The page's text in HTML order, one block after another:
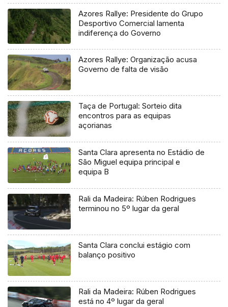
Azores Rallye: Presidente do Grupo
Desportivo Comercial lamenta
indiferença do Governo
Azores Rallye: Organização acusa
Governo de falta de visão
Taça de Portugal: Sorteio dita
encontros para as equipas
açorianas
Santa Clara apresenta no Estádio de
São Miguel equipa principal e
equipa B
Rali da Madeira: Rúben Rodrigues
terminou no 5º lugar da geral
Santa Clara conclui estágio com
balanço positivo
Rali da Madeira: Rúben Rodrigues
está no 4º lugar da geral